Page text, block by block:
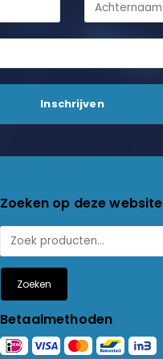
Zoeken op deze website
Zoeken
Betaalmethoden